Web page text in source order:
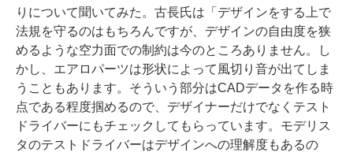
りについて聞いてみた。古長氏は「デザインをする上で
法規を守るのはもちろんですが、デザインの自由度を狭
めるような空力面での制約は今のところありません。し
かし、エアロパーツは形状によって風切り音が出てしま
うこともあります。そういう部分はCADデータを作る時
点である程度掴めるので、デザイナーだけでなくテスト
ドライバーにもチェックしてもらっています。モデリス
タのテストドライバーはデザインへの理解度もあるの